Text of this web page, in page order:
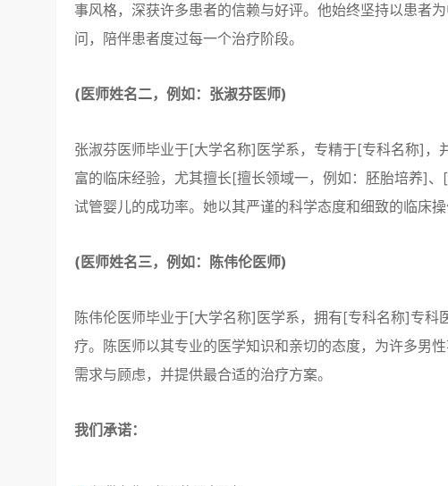
事风格，深获许多患者的信赖与好评。他始终坚持以患者
问，陪伴患者度过每一个治疗阶段。
(医师姓名二，例如：张淑芬医师)
张淑芬医师毕业于[大学名称]医学系，专精于[专科名称]
富的临床经验，尤其擅长[擅长领域一，例如：胚胎培养]
试管婴儿的成功率。她以其严谨的科学态度和细致的临床操
(医师姓名三，例如：陈伟伦医师)
陈伟伦医师毕业于[大学名称]医学系，拥有[专科名称]专
疗。陈医师以其专业的医学知识和亲切的态度，为许多男
需求与顾虑，并提供最合适的治疗方案。
我们承诺：